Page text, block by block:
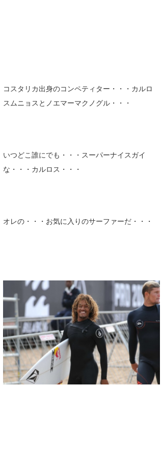
コスタリカ出身のコンペティター・・・カルロ
スムニョスとノエマーマクノグル・・・
いつどこ誰にでも・・・スーパーナイスガイ
な・・・カルロス・・・
オレの・・・お気に入りのサーファーだ・・・